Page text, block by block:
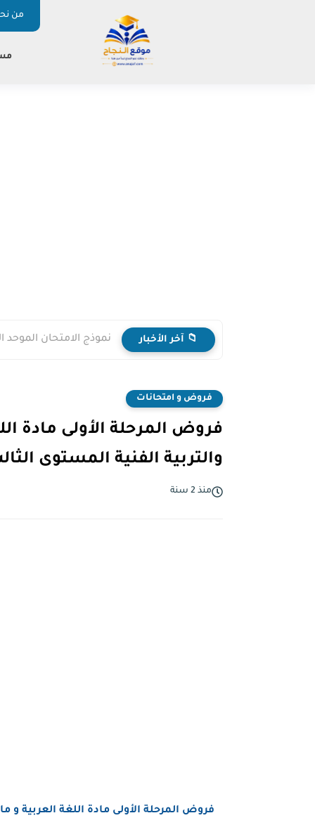
من
📁 آخر الأخبار نموذج الامتحان
فروض و امتحانات
فروض المرحلة الأولى مادة
والتربية الفنية المستوى
منذ 2 سنة
فروض المرحلة الأولى مادة اللغة العربية و